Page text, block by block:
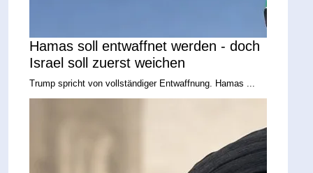
Hamas soll entwaffnet werden - doch
Israel soll zuerst weichen
Trump spricht von vollständiger Entwaffnung. Hamas ...